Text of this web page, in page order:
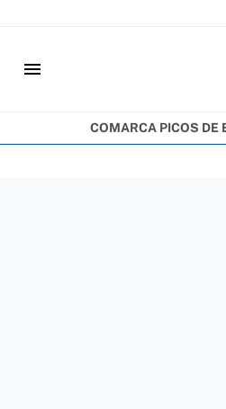
menu
COMARCA PICOS DE